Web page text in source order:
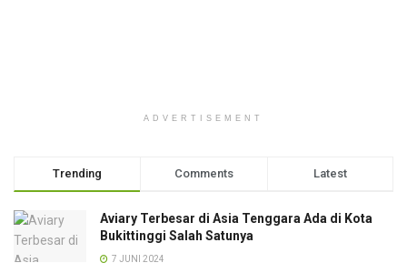
ADVERTISEMENT
Trending Comments Latest
Aviary Terbesar di Asia Tenggara Ada di Kota
Bukittinggi Salah Satunya
7 JUNI 2024